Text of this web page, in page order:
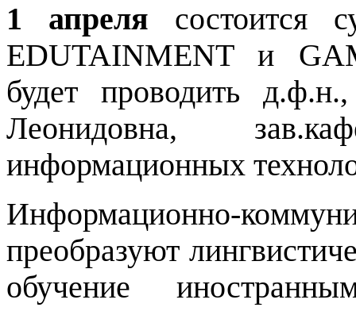
1 апреля состоится
EDUTAINMENT и
будет проводить
Леонидовна,
информационных
Информационно-ко
преобразуют
обучение